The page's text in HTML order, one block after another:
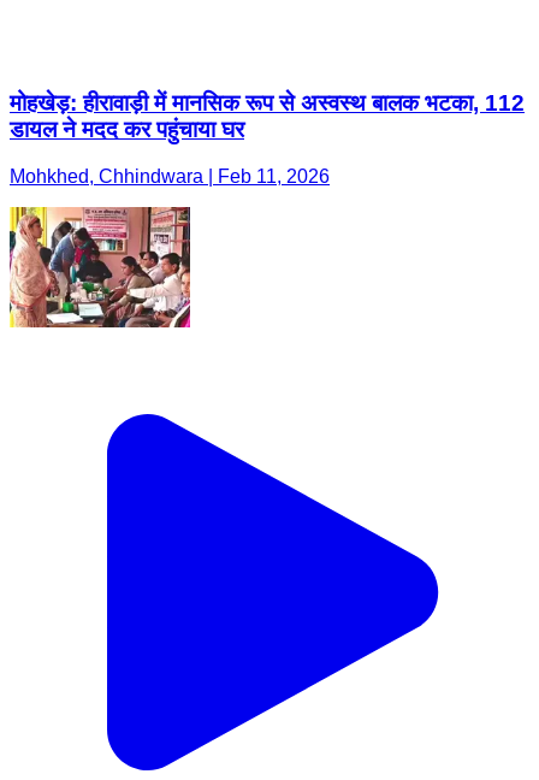
मोहखेड़: हीरावाड़ी में मानसिक रूप से अस्वस्थ बालक भटका, 112
डायल ने मदद कर पहुंचाया घर
Mohkhed, Chhindwara | Feb 11, 2026